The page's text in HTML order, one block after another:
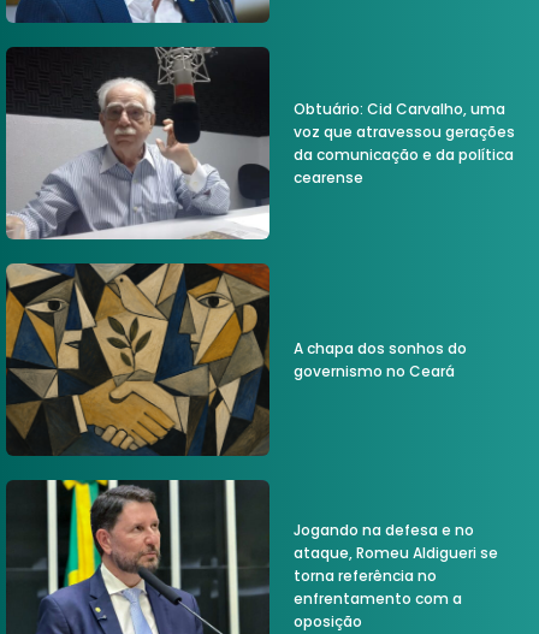
Obtuário: Cid Carvalho, uma
voz que atravessou gerações
da comunicação e da política
cearense
A chapa dos sonhos do
governismo no Ceará
Jogando na defesa e no
ataque, Romeu Aldigueri se
torna referência no
enfrentamento com a
oposição